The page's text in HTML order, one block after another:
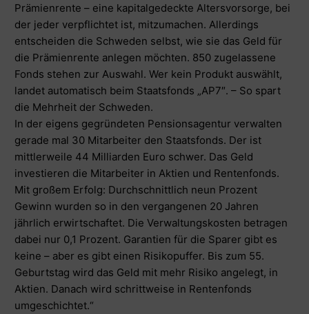
Prämienrente – eine kapitalgedeckte Altersvorsorge, bei
der jeder verpflichtet ist, mitzumachen. Allerdings
entscheiden die Schweden selbst, wie sie das Geld für
die Prämienrente anlegen möchten. 850 zugelassene
Fonds stehen zur Auswahl. Wer kein Produkt auswählt,
landet automatisch beim Staatsfonds „AP7″. – So spart
die Mehrheit der Schweden.
In der eigens gegründeten Pensionsagentur verwalten
gerade mal 30 Mitarbeiter den Staatsfonds. Der ist
mittlerweile 44 Milliarden Euro schwer. Das Geld
investieren die Mitarbeiter in Aktien und Rentenfonds.
Mit großem Erfolg: Durchschnittlich neun Prozent
Gewinn wurden so in den vergangenen 20 Jahren
jährlich erwirtschaftet. Die Verwaltungskosten betragen
dabei nur 0,1 Prozent. Garantien für die Sparer gibt es
keine – aber es gibt einen Risikopuffer. Bis zum 55.
Geburtstag wird das Geld mit mehr Risiko angelegt, in
Aktien. Danach wird schrittweise in Rentenfonds
umgeschichtet.“